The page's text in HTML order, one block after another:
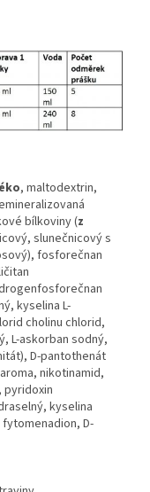
, maltodextrin,
bílkoviny (z
slunečnicový s
fosforečnan
kyselina L-
cholinu chlorid,
L-askorban sodný,
D-pantothenát
aroma, nikotinamid,
kyselina
D-